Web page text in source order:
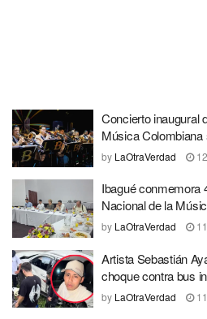
Concierto inaugural
Música Colombiana
by LaOtraVerdad
Ibagué conmemora
Nacional de la
by LaOtraVerdad
Artista Sebastián
choque contra bus
by LaOtraVerdad